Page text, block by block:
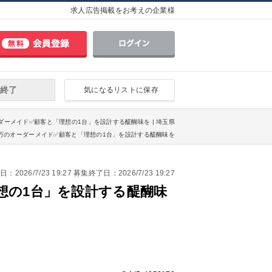
求人広告掲載をお考えの企業様
気になるリストに保存
了
メイド✅顧客と「理想の1台」を設計する醍醐味を | 埼玉県
オーダーメイド✅顧客と「理想の1台」を設計する醍醐味を
：2026/7/23 19:27 募集終了日：2026/7/23 19:27
の1台」を設計する醍醐味